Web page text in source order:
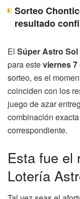
Sorteo
resultado
El Súper Astro Sol
para esteviernes 7
sorteo, es el
coinciden con los
juego de azar
combinación
correspondiente.
Esta fue el
Lotería